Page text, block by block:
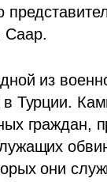
Саар.
из
в Турции.
они